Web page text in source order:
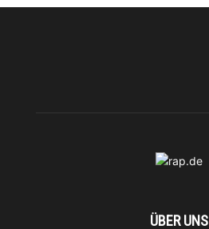
ÜBER UNS